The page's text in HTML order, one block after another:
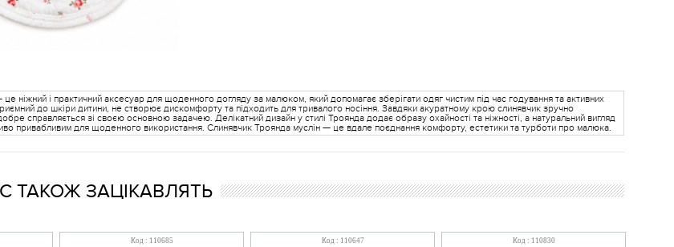
ніжний і практичний аксесуар для щоденного догляду за малюком, який допомагає зберігати одяг чистим під час годування та активних
до шкіри дитини, не створює дискомфорту та підходить для тривалого носіння. Завдяки акуратному крою слинявчик зручно
справляється зі своєю основною задачею. Делікатний дизайн у стилі Троянда додає образу охайності та ніжності, а натуральний вигляд
привабливим для щоденного використання. Слинявчик Троянда муслін — це вдале поєднання комфорту, естетики та турботи про малюка.
ТАКОЖ ЗАЦІКАВЛЯТЬ
Код : 110685 Код : 110647 Код : 110830